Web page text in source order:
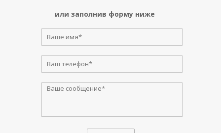
или заполнив форму ниже